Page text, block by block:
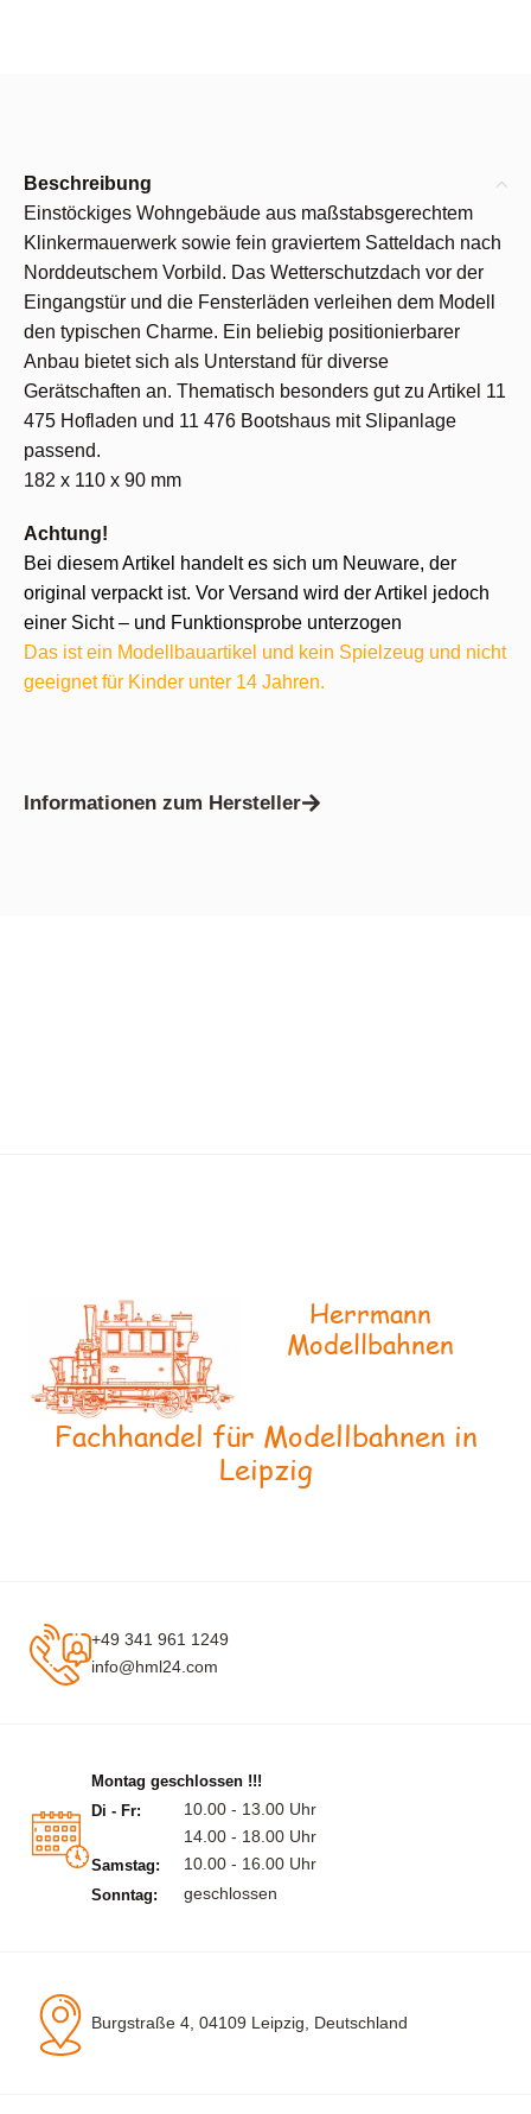
Beschreibung
Einstöckiges Wohngebäude aus maßstabsgerechtem
Klinkermauerwerk sowie fein graviertem Satteldach nach
Norddeutschem Vorbild. Das Wetterschutzdach vor der
Eingangstür und die Fensterläden verleihen dem Modell
den typischen Charme. Ein beliebig positionierbarer
Anbau bietet sich als Unterstand für diverse
Gerätschaften an. Thematisch besonders gut zu Artikel 11
475 Hofladen und 11 476 Bootshaus mit Slipanlage
passend.
182 x 110 x 90 mm
Achtung!
Bei diesem Artikel handelt es sich um Neuware, der
original verpackt ist. Vor Versand wird der Artikel jedoch
einer Sicht – und Funktionsprobe unterzogen
Das ist ein Modellbauartikel und kein Spielzeug und nicht
geeignet für Kinder unter 14 Jahren.
Informationen zum Hersteller
Herrmann
Modellbahnen
Fachhandel für Modellbahnen in
Leipzig
+49 341 961 1249
info@hml24.com
Montag geschlossen !!!
Di - Fr:
10.00 - 13.00 Uhr
14.00 - 18.00 Uhr
Samstag: 10.00 - 16.00 Uhr
Sonntag: geschlossen
Burgstraße 4, 04109 Leipzig, Deutschland